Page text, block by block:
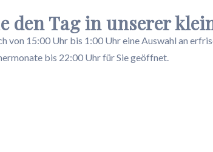
den Tag in unserer
von 15:00 Uhr bis 1:00 Uhr eine Auswahl an
bis 22:00 Uhr für Sie geöffnet.